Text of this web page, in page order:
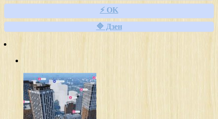
⚡ OK
🔷 Дзен